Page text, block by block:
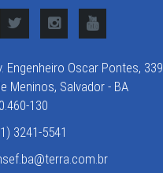
Engenheiro Oscar Pontes, 339
Meninos, Salvador - BA
130
3241-5541